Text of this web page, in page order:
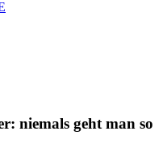
niemals geht man so